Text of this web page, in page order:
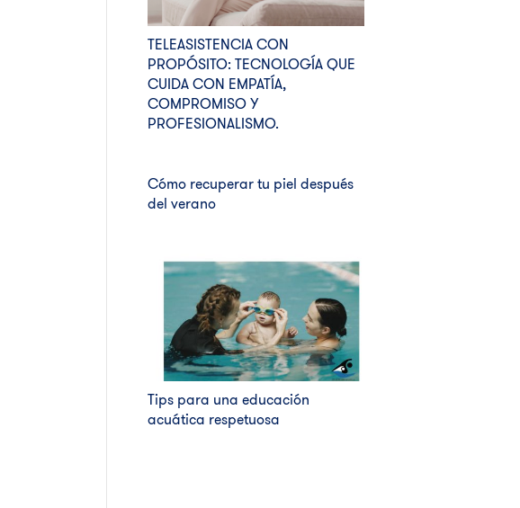
TELEASISTENCIA CON
PROPÓSITO: TECNOLOGÍA QUE
CUIDA CON EMPATÍA,
COMPROMISO Y
PROFESIONALISMO.
Cómo recuperar tu piel después
del verano
Tips para una educación
acuática respetuosa